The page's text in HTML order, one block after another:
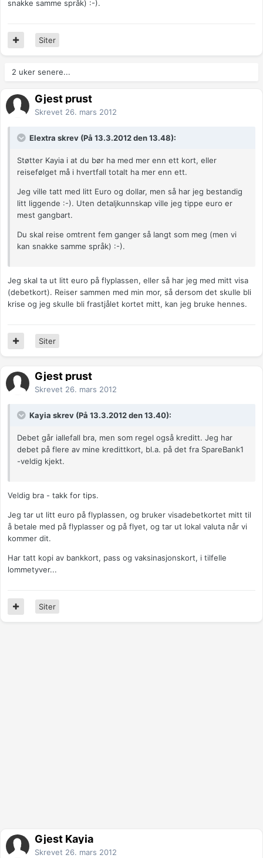
snakke samme språk) :-).
Siter
2 uker senere...
Gjest prust
Skrevet 26. mars 2012
Elextra skrev (På 13.3.2012 den 13.48):
Støtter Kayia i at du bør ha med mer enn ett kort, eller
reisefølget må i hvertfall totalt ha mer enn ett.
Jeg ville tatt med litt Euro og dollar, men så har jeg bestandig
litt liggende :-). Uten detaljkunnskap ville jeg tippe euro er
mest gangbart.
Du skal reise omtrent fem ganger så langt som meg (men vi
kan snakke samme språk) :-).
Jeg skal ta ut litt euro på flyplassen, eller så har jeg med mitt visa
(debetkort). Reiser sammen med min mor, så dersom det skulle bli
krise og jeg skulle bli frastjålet kortet mitt, kan jeg bruke hennes.
Siter
Gjest prust
Skrevet 26. mars 2012
Kayia skrev (På 13.3.2012 den 13.40):
Debet går iallefall bra, men som regel også kreditt. Jeg har
debet på flere av mine kredittkort, bl.a. på det fra SpareBank1
-veldig kjekt.
Veldig bra - takk for tips.
Jeg tar ut litt euro på flyplassen, og bruker visadebetkortet mitt til
å betale med på flyplasser og på flyet, og tar ut lokal valuta når vi
kommer dit.
Har tatt kopi av bankkort, pass og vaksinasjonskort, i tilfelle
lommetyver...
Siter
Gjest Kayia
Skrevet 26. mars 2012